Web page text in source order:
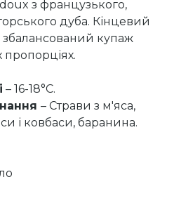
з французького,
дуба. Кінцевий
купаж
пропорціях.
– 16-18°C.
– Страви з м'яса,
і ковбаси, баранина.